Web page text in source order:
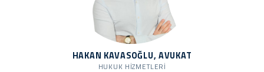
HAKAN KAVASOĞLU, AVUKAT
HUKUK HIZMETLERI